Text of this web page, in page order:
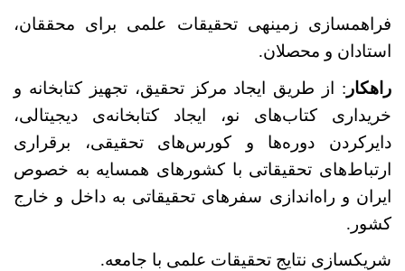
فراهم­سازی زمینه­ی تحقیقات علمی برای محققان،
استادان و محصلان.
راه­کار : از طریق ایجاد مرکز تحقیق، تجهیز کتابخانه و
خریداری کتاب‌های نو، ایجاد کتابخانه‌ی دیجیتالی،
دایر‌کردن دوره‌ها و کورس‌های تحقیقی، برقراری
ارتباط‌های تحقیقاتی با کشور‌های همسایه به خصوص
ایران و راه‌اندازی سفر‌های تحقیقاتی به داخل و خارج
کشور.
شریک­سازی نتایج تحقیقات علمی با جامعه.